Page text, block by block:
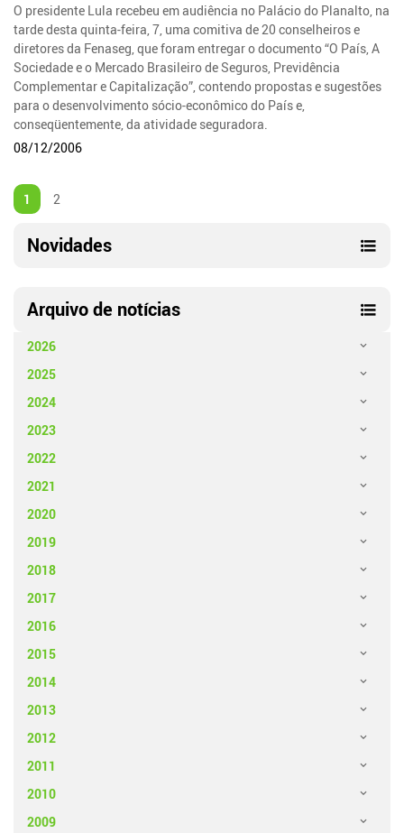
O presidente Lula recebeu em audiência no Palácio do Planalto, na
tarde desta quinta-feira, 7, uma comitiva de 20 conselheiros e
diretores da Fenaseg, que foram entregar o documento “O País, A
Sociedade e o Mercado Brasileiro de Seguros, Previdência
Complementar e Capitalização”, contendo propostas e sugestões
para o desenvolvimento sócio-econômico do País e,
conseqüentemente, da atividade seguradora.
08/12/2006
1 2
Novidades
Arquivo de notícias
2026
2025
2024
2023
2022
2021
2020
2019
2018
2017
2016
2015
2014
2013
2012
2011
2010
2009